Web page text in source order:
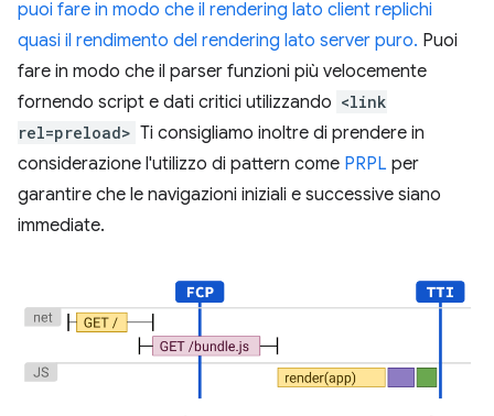
puoi fare in modo che il rendering lato client replichi
quasi il rendimento del rendering lato server puro. Puoi
fare in modo che il parser funzioni più velocemente
fornendo script e dati critici utilizzando <link
rel=preload> Ti consigliamo inoltre di prendere in
considerazione l'utilizzo di pattern come PRPL per
garantire che le navigazioni iniziali e successive siano
immediate.